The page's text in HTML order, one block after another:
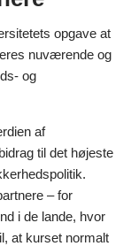
opgave at
nuværende og
og
af
til det højeste
– for
i de lande, hvor
at kurset normalt